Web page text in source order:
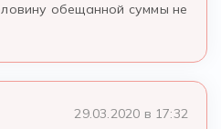
обещанной суммы не
29.03.2020 в 17:32